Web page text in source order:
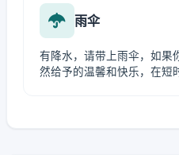
雨伞
有降水，请带上雨伞，如果
然给予的温馨和快乐，在短